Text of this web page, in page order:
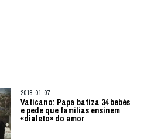
2018-01-07
Vaticano: Papa batiza 34 bebés
e pede que famílias ensinem
«dialeto» do amor